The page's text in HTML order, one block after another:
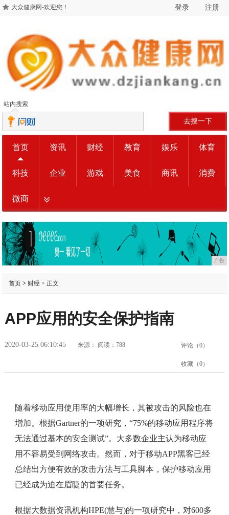
大众健康网-欢迎您！ 登录 注册
站内搜索
去搜一下
首页 资讯 财经 教育 娱乐 体育
科技 企业 游戏 美食 商讯 消费
微商
广告
首页> 财经> 正文
APP应用的安全保护指南
2020-03-25 06:10:45 来源： 阅读：788 评论（0）
收藏（0）
随着移动应用使用率的大幅增长，其被攻击的风险也在
增加。根据Gartner的一项研究，“75%的移动应用程序将
无法通过基本的安全测试”。大多数企业主认为移动应
用不容易受到网络攻击。然而，对于移动APP黑客已经
总结出方便有效的攻击方法与工具脚本，保护移动应用
已经成为迫在眉睫的首要任务。
根据大数据资讯机构HPE(慧与)的一项研究中，对600多